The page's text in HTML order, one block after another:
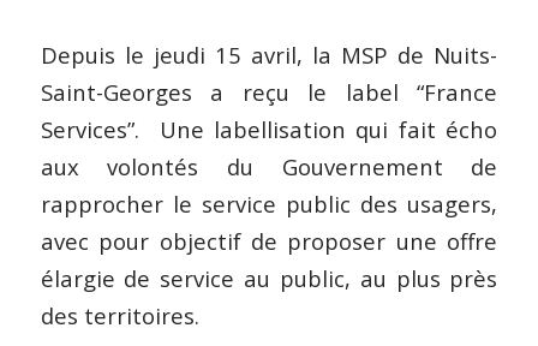
Depuis le jeudi 15 avril, la MSP de Nuits-
Saint-Georges a reçu le label “France
Services”. Une labellisation qui fait écho
aux volontés du Gouvernement de
rapprocher le service public des usagers,
avec pour objectif de proposer une offre
élargie de service au public, au plus près
des territoires.